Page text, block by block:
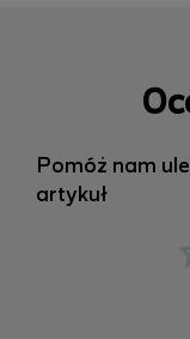
Pomóż nam
artykuł